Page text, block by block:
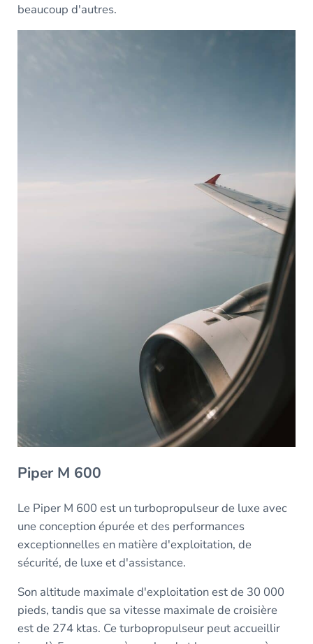
beaucoup d'autres.
Piper M 600
Le Piper M 600 est un turbopropulseur de luxe avec
une conception épurée et des performances
exceptionnelles en matière d'exploitation, de
sécurité, de luxe et d'assistance.
Son altitude maximale d'exploitation est de 30 000
pieds, tandis que sa vitesse maximale de croisière
est de 274 ktas. Ce turbopropulseur peut accueillir